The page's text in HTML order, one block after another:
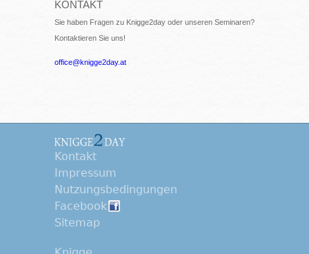
KONTAKT
Sie haben Fragen zu Knigge2day oder unseren Seminaren?
Kontaktieren Sie uns!
office@knigge2day.at
Kontakt
Impressum
Nutzungsbedingungen
Facebook
Sitemap